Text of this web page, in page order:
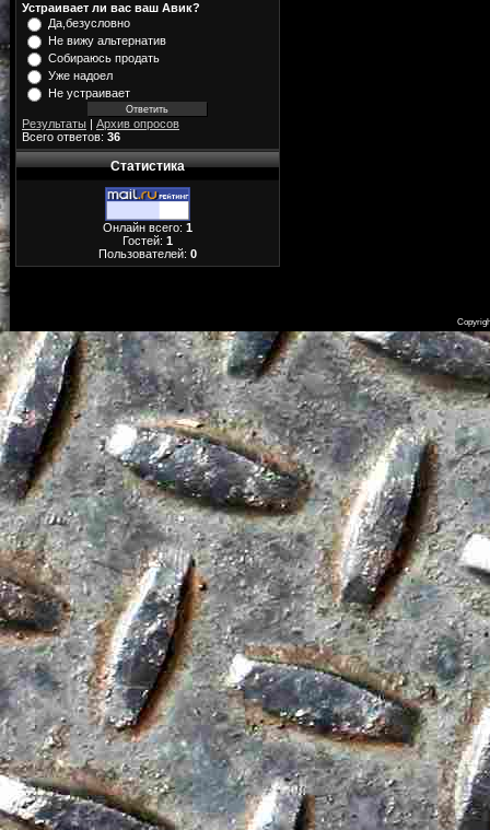
Устраивает ли вас ваш Авик?
Да,безусловно
Не вижу альтернатив
Собираюсь продать
Уже надоел
Не устраивает
Результаты | Архив опросов
Всего ответов: 36
Статистика
Онлайн всего: 1
Гостей: 1
Пользователей: 0